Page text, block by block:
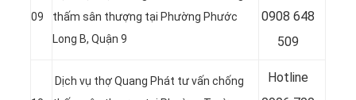
09
thấm sân thượng tại Phường Phước
Long B, Quận 9
0908 648
509
Dịch vụ thợ Quang Phát tư vấn chống
Hotline